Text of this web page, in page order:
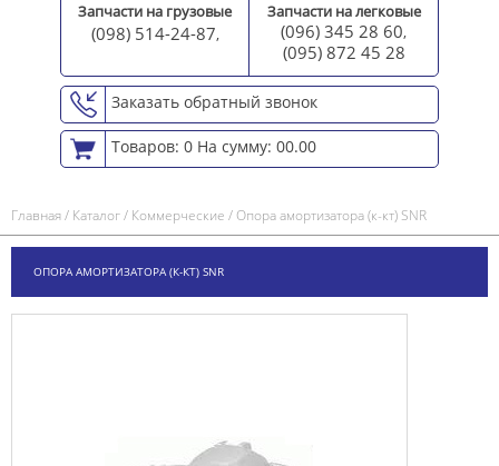
Запчасти на грузовые
(098) 514-24-87,
Запчасти на легковые
(096) 345 28 60,
(095) 872 45 28
Заказать обратный звонок
Товаров: 0 На сумму: 00.00
Главная/ Каталог/ Коммерческие /Опора амортизатора (к-кт) SNR
ОПОРА АМОРТИЗАТОРА (К-КТ) SNR